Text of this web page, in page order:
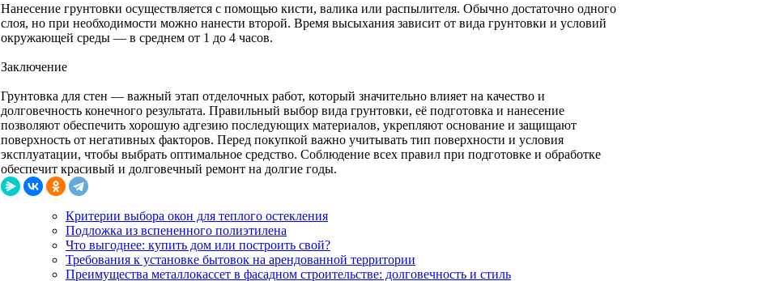
Нанесение грунтовки осуществляется с помощью кисти, валика или распылителя. Обычно достаточно одного
слоя, но при необходимости можно нанести второй. Время высыхания зависит от вида грунтовки и условий
окружающей среды — в среднем от 1 до 4 часов.
Заключение
Грунтовка для стен — важный этап отделочных работ, который значительно влияет на качество и
долговечность конечного результата. Правильный выбор вида грунтовки, её подготовка и нанесение
позволяют обеспечить хорошую адгезию последующих материалов, укрепляют основание и защищают
поверхность от негативных факторов. Перед покупкой важно учитывать тип поверхности и условия
эксплуатации, чтобы выбрать оптимальное средство. Соблюдение всех правил при подготовке и обработке
обеспечит красивый и долговечный ремонт на долгие годы.
Критерии выбора окон для теплого остекления
Подложка из вспененного полиэтилена
Что выгоднее: купить дом или построить свой?
Требования к установке бытовок на арендованной территории
Преимущества металлокассет в фасадном строительстве: долговечность и стиль